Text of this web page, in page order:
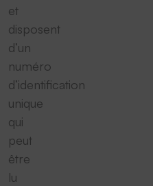
et
disposent
d’un
numéro
d’identification
unique
qui
peut
être
lu